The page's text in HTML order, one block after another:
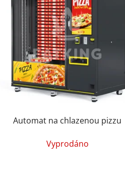
Automat na chlazenou pizzu
Vyprodáno